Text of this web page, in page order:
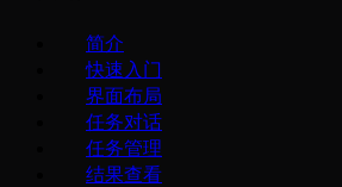
简介
快速入门
界面布局
任务对话
任务管理
结果查看